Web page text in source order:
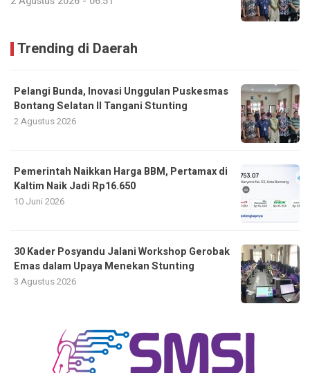
Trending di Daerah
Pelangi Bunda, Inovasi Unggulan Puskesmas
Bontang Selatan II Tangani Stunting
2 Agustus 2026
Pemerintah Naikkan Harga BBM, Pertamax di
Kaltim Naik Jadi Rp16.650
10 Juni 2026
30 Kader Posyandu Jalani Workshop Gerobak
Emas dalam Upaya Menekan Stunting
3 Agustus 2026